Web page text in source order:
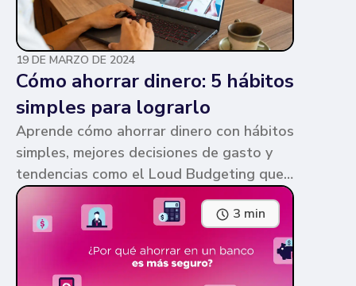
19 DE MARZO DE 2024
Cómo ahorrar dinero: 5 hábitos
simples para lograrlo
Aprende cómo ahorrar dinero con hábitos
simples, mejores decisiones de gasto y
tendencias como el Loud Budgeting que
pueden ayudarte a cumplir tus metas.
3 min